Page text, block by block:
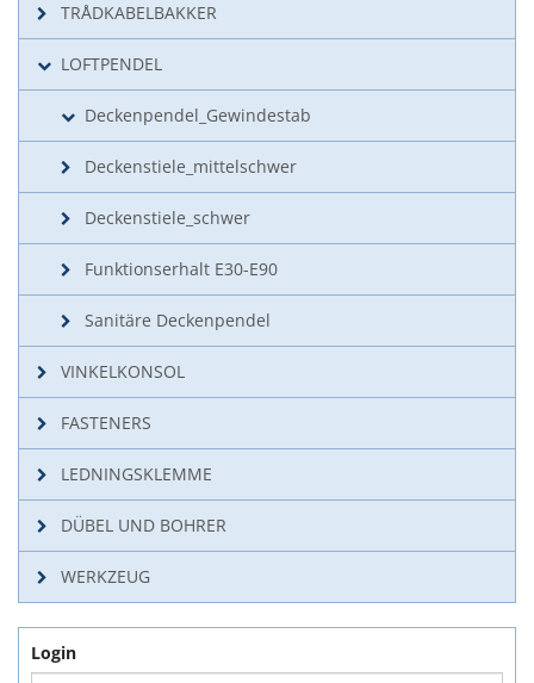
TRÅDKABELBAKKER
LOFTPENDEL
Deckenpendel_Gewindestab
Deckenstiele_mittelschwer
Deckenstiele_schwer
Funktionserhalt E30-E90
Sanitäre Deckenpendel
VINKELKONSOL
FASTENERS
LEDNINGSKLEMME
DÜBEL UND BOHRER
WERKZEUG
Login